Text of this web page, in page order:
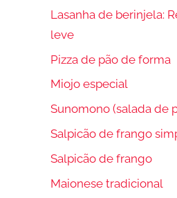
Lasanha de berinjela:
leve
Pizza de pão de forma
Miojo especial
Sunomono (salada de
Salpicão de frango
Salpicão de frango
Maionese tradicional